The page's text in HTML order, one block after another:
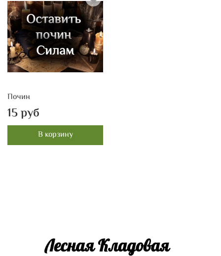
Почин
15 руб
В корзину